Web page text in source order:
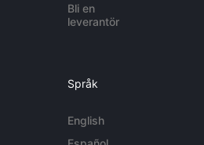
Bli en
leverantör
Språk
English